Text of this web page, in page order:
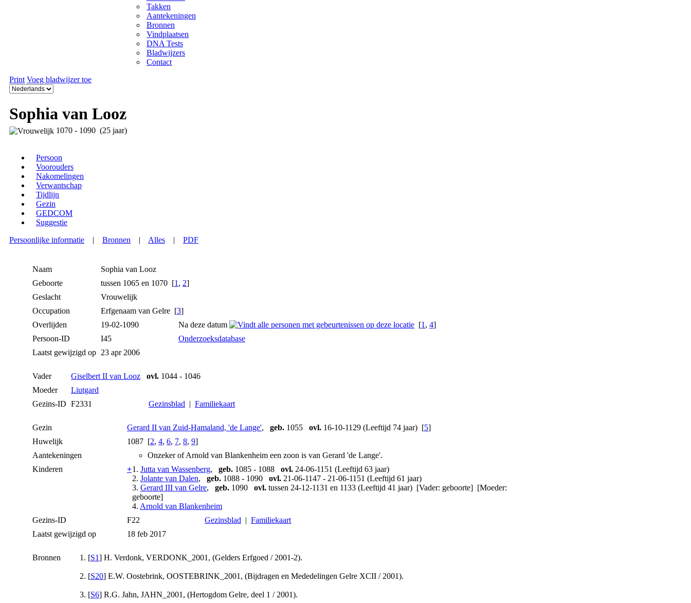
Takken
Aantekeningen
Bronnen
Vindplaatsen
DNA Tests
Bladwijzers
Contact
Print Voeg bladwijzer toe
Sophia van Looz
1070 - 1090 (25 jaar)
Persoon
Voorouders
Nakomelingen
Verwantschap
Tijdlijn
Gezin
GEDCOM
Suggestie
Persoonlijke informatie | Bronnen | Alles | PDF
Naam Sophia van Looz
Geboorte
tussen 1065 en 1070 [1, 2]
Geslacht
Vrouwelijk
Occupation
Erfgenaam van Gelre [3]
Overlijden
19-02-1090 Na deze datum [1, 4]
Persoon-ID
I45
Onderzoeksdatabase
Laatst gewijzigd op 23 apr 2006
Vader Giselbert II van Looz ovl. 1044 - 1046
Moeder
Liutgard
Gezins-ID F2331 Gezinsblad | Familiekaart
Gezin Gerard II van Zuid-Hamaland, 'de Lange', geb. 1055 ovl. 16-10-1129 (Leeftijd 74 jaar) [5]
Huwelijk
1087 [2, 4, 6, 7, 8, 9]
Aantekeningen
Onzeker of Arnold van Blankenheim een zoon is van Gerard 'de Lange'.
Kinderen
+1. Jutta van Wassenberg, geb. 1085 - 1088 ovl. 24-06-1151 (Leeftijd 63 jaar)
2. Jolante van Dalen, geb. 1088 - 1090 ovl. 21-06-1147 - 21-06-1151 (Leeftijd 61 jaar)
3. Gerard III van Gelre, geb. 1090 ovl. tussen 24-12-1131 en 1133 (Leeftijd 41 jaar) [Vader: geboorte] [Moeder:
geboorte]
4. Arnold van Blankenheim
Gezins-ID
F22 Gezinsblad | Familiekaart
Laatst gewijzigd op
18 feb 2017
Bronnen [S1] H. Verdonk, VERDONK_2001, (Gelders Erfgoed / 2001-2).
[S20] E.W. Oostebrink, OOSTEBRINK_2001, (Bijdragen en Mededelingen Gelre XCII / 2001).
[S6] R.G. Jahn, JAHN_2001, (Hertogdom Gelre, deel 1 / 2001).